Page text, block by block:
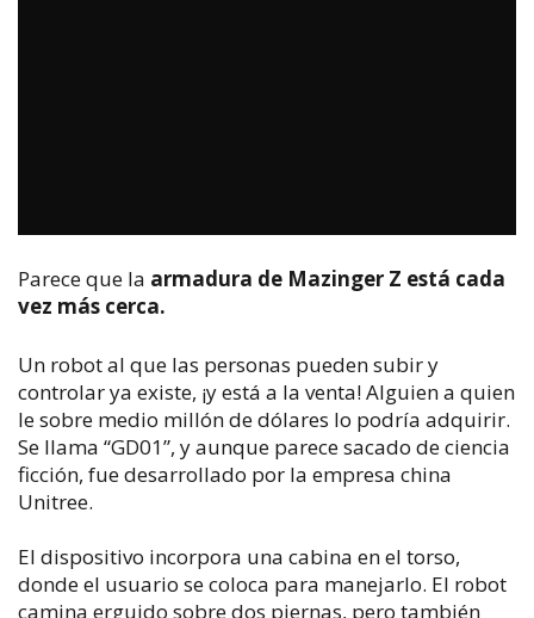
Parece que la armadura de Mazinger Z está cada
vez más cerca.
Un robot al que las personas pueden subir y
controlar ya existe, ¡y está a la venta! Alguien a quien
le sobre medio millón de dólares lo podría adquirir.
Se llama “GD01”, y aunque parece sacado de ciencia
ficción, fue desarrollado por la empresa china
Unitree.
El dispositivo incorpora una cabina en el torso,
donde el usuario se coloca para manejarlo. El robot
camina erguido sobre dos piernas, pero también